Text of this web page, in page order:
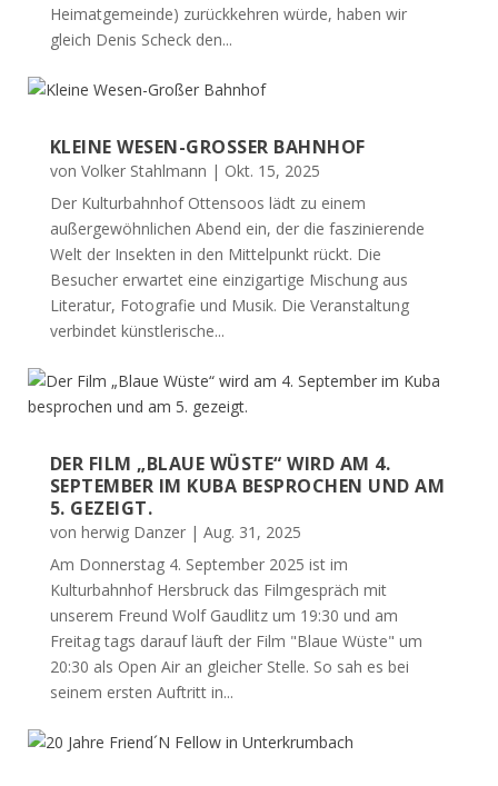
Heimatgemeinde) zurückkehren würde, haben wir
gleich Denis Scheck den...
KLEINE WESEN-GROSSER BAHNHOF
von Volker Stahlmann | Okt. 15, 2025
Der Kulturbahnhof Ottensoos lädt zu einem
außergewöhnlichen Abend ein, der die faszinierende
Welt der Insekten in den Mittelpunkt rückt. Die
Besucher erwartet eine einzigartige Mischung aus
Literatur, Fotografie und Musik. Die Veranstaltung
verbindet künstlerische...
DER FILM „BLAUE WÜSTE“ WIRD AM 4.
SEPTEMBER IM KUBA BESPROCHEN UND AM
5. GEZEIGT.
von herwig Danzer| Aug. 31, 2025
Am Donnerstag 4. September 2025 ist im
Kulturbahnhof Hersbruck das Filmgespräch mit
unserem Freund Wolf Gaudlitz um 19:30 und am
Freitag tags darauf läuft der Film "Blaue Wüste" um
20:30 als Open Air an gleicher Stelle. So sah es bei
seinem ersten Auftritt in...